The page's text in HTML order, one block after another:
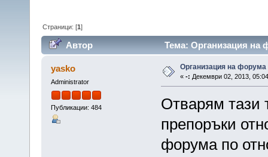
Страници: [1]
Автор Тема: Организация на
yasko
Administrator
Публикации: 484
Организация на форума
« -: Декември 02, 2013,
Отварям тази
препоръки
форума по